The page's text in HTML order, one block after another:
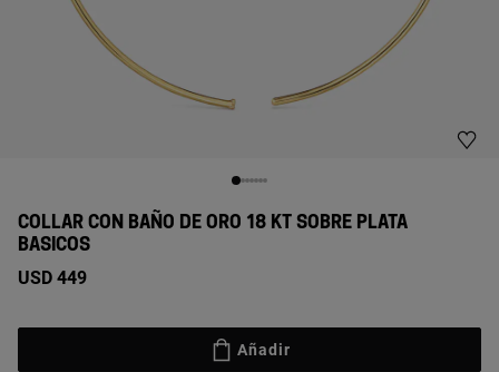
COLLAR CON BAÑO DE ORO 18 KT SOBRE PLATA
BASICOS
USD 449
Añadir